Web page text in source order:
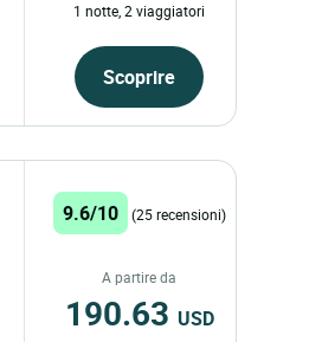
1 notte, 2 viaggiatori
Scoprire
9.6/10 (25 recensioni)
A partire da
190.63 USD